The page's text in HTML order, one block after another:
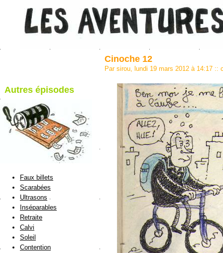
blog de Sirou
Cinoche 12
Par sirou, lundi 19 mars 2012 à 14:17 ::
Autres épisodes
Faux billets
Scarabées
Ultrasons
Inséparables
Retraite
Calvi
Soleil
Contention